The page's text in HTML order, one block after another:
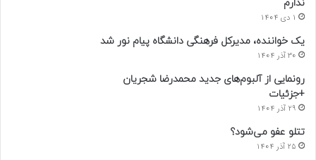
ندارم
1 دی 1404
یک خواننده، مدیرکل فرهنگی دانشگاه پیام نور شد
30 آذر 1404
رونمایی از آلبوم‌های جدید محمدرضا شجریان
+جزئیات
29 آذر 1404
تتلو عفو می‌شود؟
25 آذر 1404